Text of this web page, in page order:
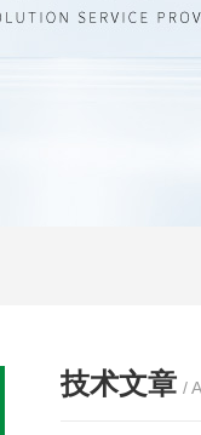
技术文章 /